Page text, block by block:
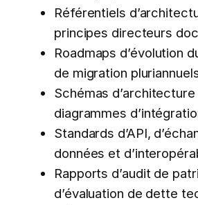
Référentiels
principes directeurs
Roadmaps d’évolution
de migration
Schémas
diagrammes
Standards d’API,
données et
Rapports d’audit de
d’évaluation de dette